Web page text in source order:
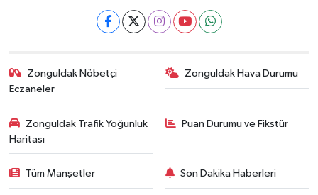
Zonguldak Nöbetçi
Eczaneler
Zonguldak Hava Durumu
Zonguldak Trafik Yoğunluk
Haritası
Puan Durumu ve Fikstür
Tüm Manşetler Son Dakika Haberleri